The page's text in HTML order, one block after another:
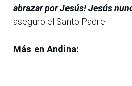
abrazar por Jesús! Jesús
aseguró el Santo Padre.
Más en Andina: